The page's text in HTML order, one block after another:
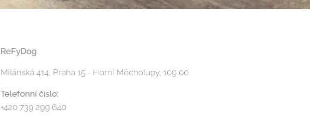
ReFyDog
Milánská 414, Praha 15 - Horní Měcholupy, 109 00
Telefonní číslo:
+420 739 299 640